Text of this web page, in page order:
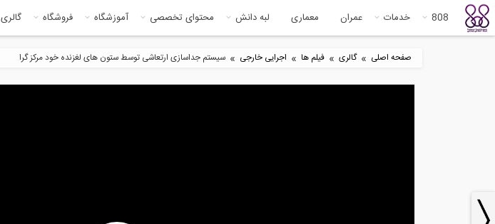
808 خدمات عمران معماری لبه دانش محتوای تخصصی آموزشگاه فروشگاه گالری
صفحه اصلی » گالری » فیلم ها » اجرایی خارجی » سیستم جداسازی ارتعاشی توسط ستون های لغزنده خود مرکز گرا